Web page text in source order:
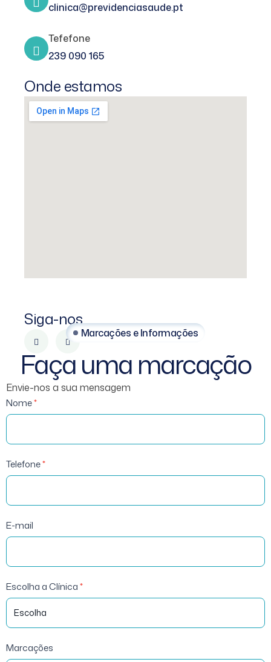
clinica@previdenciasaude.pt
Tefefone
239 090 165
Onde estamos
Siga-nos
Marcações e Informações
Faça uma marcação
Envie-nos a sua mensagem
Marcações
Nome*
Telefone*
E-mail
Escolha a Clínica*
Marcações